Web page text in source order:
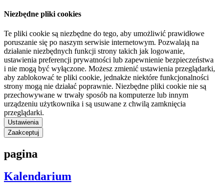
Niezbędne pliki cookies
Te pliki cookie są niezbędne do tego, aby umożliwić prawidłowe
poruszanie się po naszym serwisie internetowym. Pozwalają na
działanie niezbędnych funkcji strony takich jak logowanie,
ustawienia preferencji prywatności lub zapewnienie bezpieczeństwa
i nie mogą być wyłączone. Możesz zmienić ustawienia przeglądarki,
aby zablokować te pliki cookie, jednakże niektóre funkcjonalności
strony mogą nie działać poprawnie. Niezbędne pliki cookie nie są
przechowywane w trwały sposób na komputerze lub innym
urządzeniu użytkownika i są usuwane z chwilą zamknięcia
przeglądarki.
Ustawienia
Zaakceptuj
pagina
Kalendarium